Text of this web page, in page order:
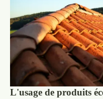
L'usage de produits